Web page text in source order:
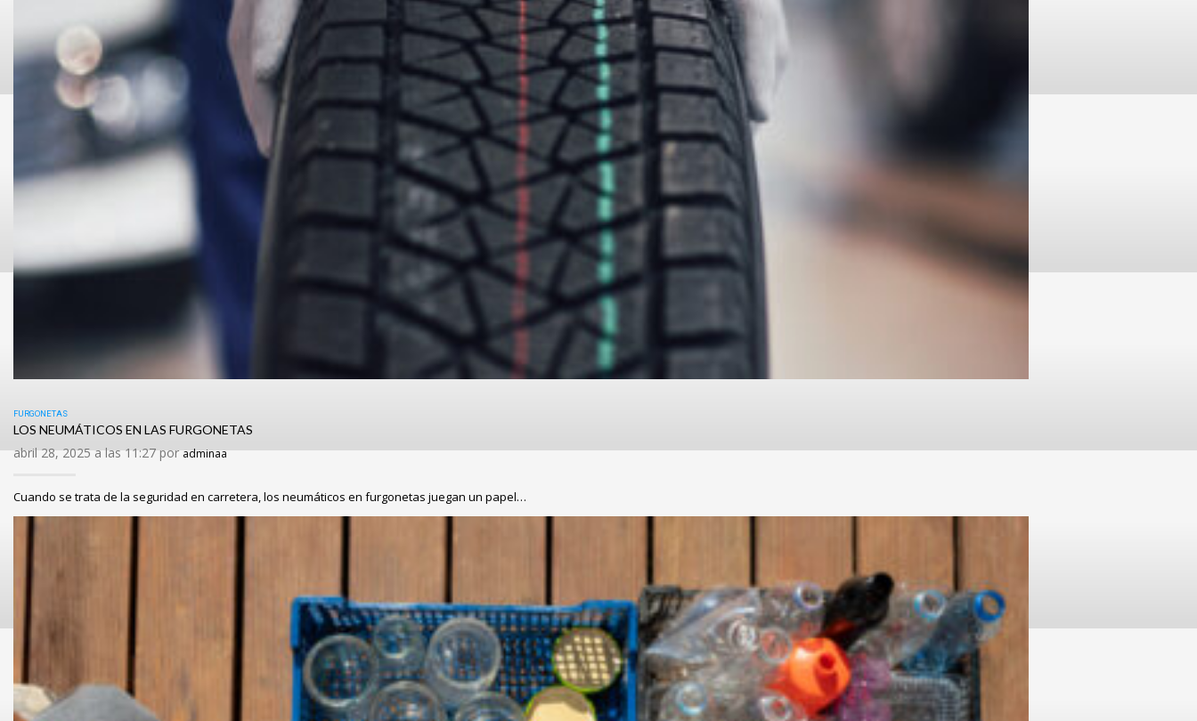
FURGONETAS
LOS NEUMÁTICOS EN LAS FURGONETAS
abril 28, 2025 a las 11:27 poradminaa
Cuando se trata de la seguridad en carretera, los neumáticos en furgonetas juegan un papel…